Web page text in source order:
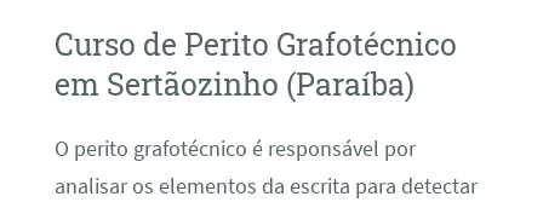
Curso de Perito Grafotécnico
em Sertãozinho (Paraíba)
O perito grafotécnico é responsável por
analisar os elementos da escrita para detectar